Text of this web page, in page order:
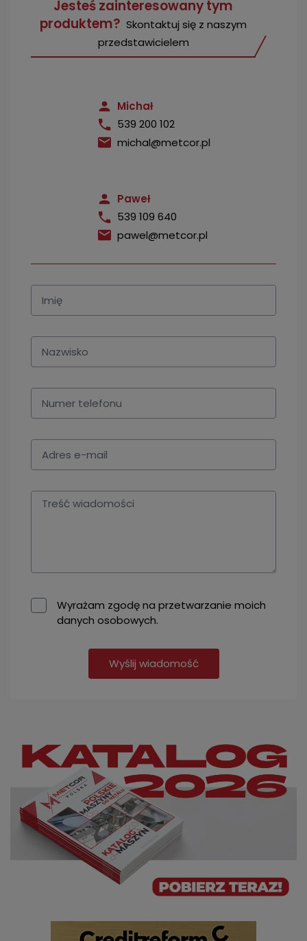
Jesteś zainteresowany tym
produktem? Skontaktuj się z naszym
przedstawicielem
Michał
539 200 102
michal@metcor.pl
Paweł
539 109 640
pawel@metcor.pl
Wyrażam zgodę na przetwarzanie moich
danych osobowych.
Wyślij wiadomość